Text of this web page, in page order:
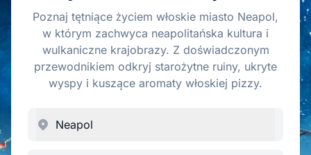
PLN
Français
Polski
Poznaj tętniące życiem włoskie miasto Neapol,
w którym zachwyca neapolitańska kultura i
wulkaniczne krajobrazy. Z doświadczonym
przewodnikiem odkryj starożytne ruiny, ukryte
wyspy i kuszące aromaty włoskiej pizzy.